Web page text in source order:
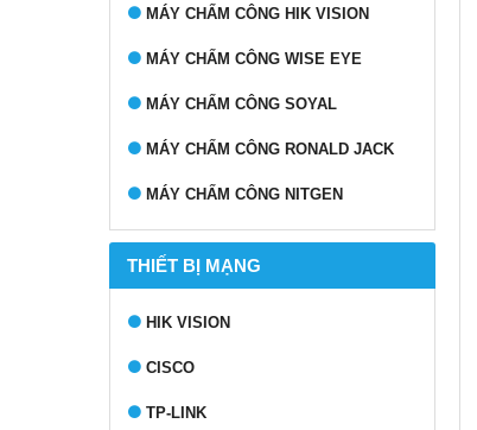
MÁY CHẤM CÔNG HIK VISION
MÁY CHẤM CÔNG WISE EYE
MÁY CHẤM CÔNG SOYAL
MÁY CHẤM CÔNG RONALD JACK
MÁY CHẤM CÔNG NITGEN
THIẾT BỊ MẠNG
HIK VISION
CISCO
TP-LINK